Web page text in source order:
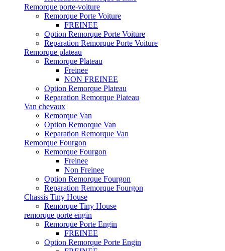
Remorque porte-voiture
Remorque Porte Voiture
FREINEE
Option Remorque Porte Voiture
Reparation Remorque Porte Voiture
Remorque plateau
Remorque Plateau
Freinee
NON FREINEE
Option Remorque Plateau
Reparation Remorque Plateau
Van chevaux
Remorque Van
Option Remorque Van
Reparation Remorque Van
Remorque Fourgon
Remorque Fourgon
Freinee
Non Freinee
Option Remorque Fourgon
Reparation Remorque Fourgon
Chassis Tiny House
Remorque Tiny House
remorque porte engin
Remorque Porte Engin
FREINEE
Option Remorque Porte Engin